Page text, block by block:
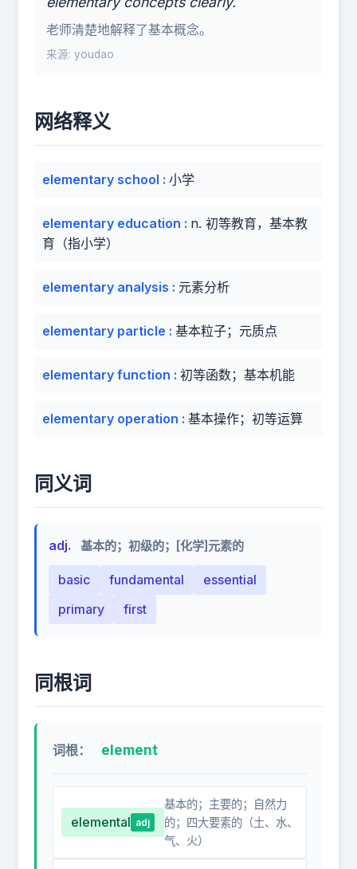
老师清楚地解释了基本概念。
来源: youdao
网络释义
elementary school : 小学
elementary education : n. 初等教育，基本教
育（指小学）
elementary analysis : 元素分析
elementary particle : 基本粒子；元质点
elementary function : 初等函数；基本机能
elementary operation : 基本操作；初等运算
同义词
adj. 基本的；初级的；[化学]元素的
basic fundamental
essential
primary
first
同根词
词根： element
elemental adj
基本的；主要的；自然力
的；四大要素的（土、水、
气、火）